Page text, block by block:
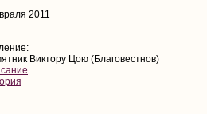
2011
Виктору Цою (Благовестнов)